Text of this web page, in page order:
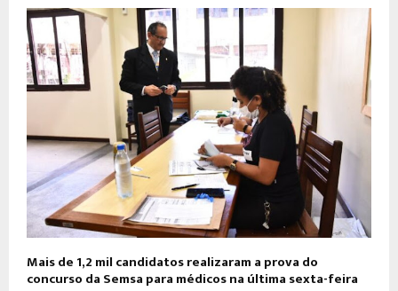
Mais de 1,2 mil candidatos realizaram a prova do
concurso da Semsa para médicos na última sexta-feira